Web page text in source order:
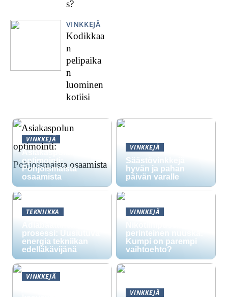
s?
VINKKEJÄ
Kodikkaa
n
pelipaika
n
luominen
kotiisi
VINKKEJÄ
Asiakaspolun
optimointi:
Pohjoismaista
osaamista
VINKKEJÄ
Säästövinkkejä
hyvän ja pahan
päivän varalle
TEKNIIKKA
prosessi: Uusiutuva
energia tekniikan
edelläkävijänä
VINKKEJÄ
perinteinen nuuska:
Kumpi on parempi
vaihtoehto?
VINKKEJÄ
VINKKEJÄ